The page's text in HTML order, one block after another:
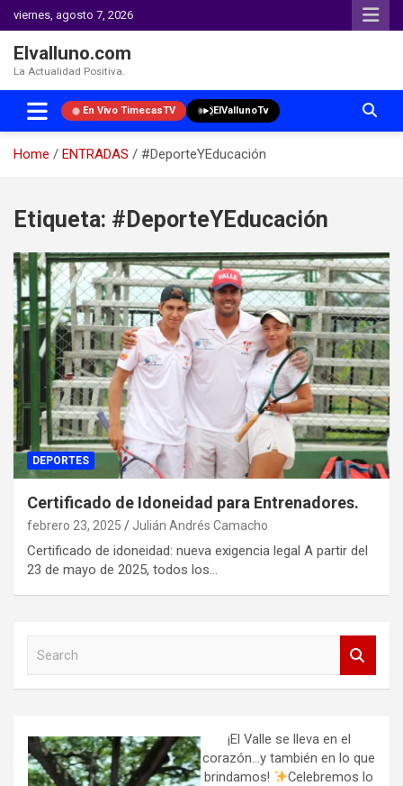
viernes, agosto 7, 2026
Elvalluno.com
La Actualidad Positiva.
En Vivo TimecasTV ElVallunoTv
Home ENTRADAS
#DeporteYEducación
content
Etiqueta: #DeporteYEducación
DEPORTES
Certificado de Idoneidad para Entrenadores.
febrero 23, 2025 Julián Andrés Camacho
Certificado de idoneidad: nueva exigencia legal A partir del
23 de mayo de 2025, todos los…
h
¡El Valle se lleva en el
corazón…y también en lo que
brindamos!
Celebremos lo